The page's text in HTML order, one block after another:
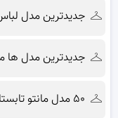
جدیدترین مدل
جدیدترین مدل ها
۵۰ مدل مانتو تابستانی زیبا و شیک ۲۰۲۲